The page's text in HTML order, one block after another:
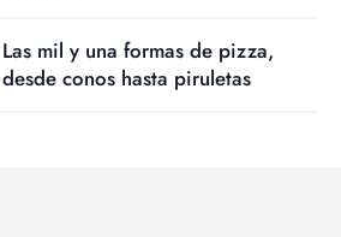
Las mil y una formas de pizza,
desde conos hasta piruletas